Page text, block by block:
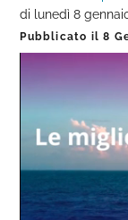
di lunedì 8
Pubblicato il8